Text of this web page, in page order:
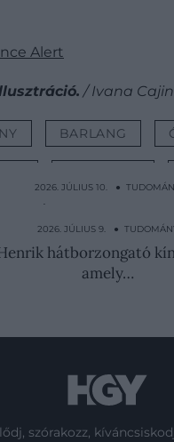
Alert
/ Ivana
BARLANG
2026. JÚLIUS 10. ●
apró állat öli meg a
és a…
2026. JÚLIUS 9. ●
hátborzongató
amely…
szórakozz,